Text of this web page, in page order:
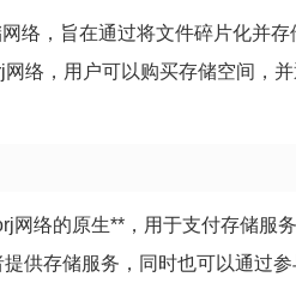
络，旨在通过将文件碎片化并
络，用户可以购买存储空间，
网络的原生**，用于支付存储服
供存储服务，同时也可以通过